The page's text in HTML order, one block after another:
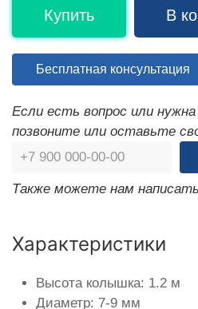
Купить В
Бесплатная консультация
Если есть вопрос или
позвоните или оставьте
Также можете нам
Характеристики
Высота колышка: 1.2 м
Диаметр: 7-9 мм